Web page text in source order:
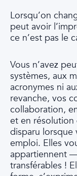
Lorsqu’on
peut avoir
ce n’est pas le
Vous n’avez
systèmes, aux
acronymes ni
revanche, vos
collaboration,
et en résolution
disparu lorsque
emploi. Elles
appartiennent
transférables !